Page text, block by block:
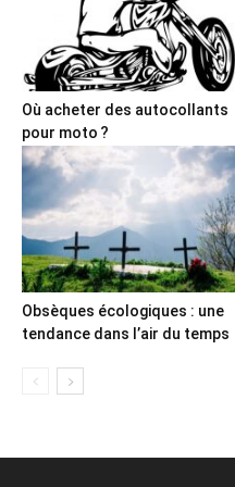
Où acheter des autocollants
pour moto ?
Obsèques écologiques : une
tendance dans l’air du temps